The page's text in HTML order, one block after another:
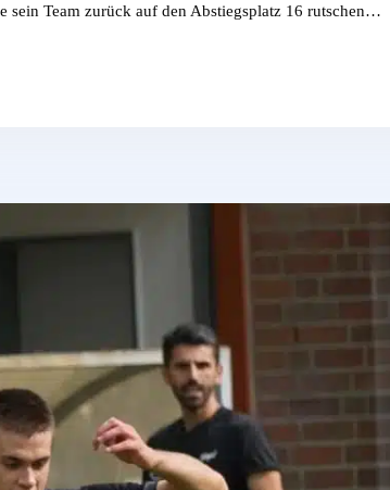
sein Team zurück auf den Abstiegsplatz 16 rutschen…